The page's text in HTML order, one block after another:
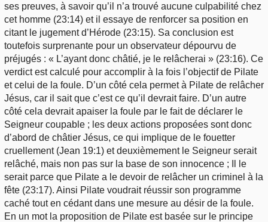
ses preuves, à savoir qu’il n’a trouvé aucune culpabilité chez
cet homme (23:14) et il essaye de renforcer sa position en
citant le jugement d’Hérode (23:15). Sa conclusion est
toutefois surprenante pour un observateur dépourvu de
préjugés : « L’ayant donc châtié, je le relâcherai » (23:16). Ce
verdict est calculé pour accomplir à la fois l’objectif de Pilate
et celui de la foule. D’un côté cela permet à Pilate de relâcher
Jésus, car il sait que c’est ce qu’il devrait faire. D’un autre
côté cela devrait apaiser la foule par le fait de déclarer le
Seigneur coupable ; les deux actions proposées sont donc
d’abord de châtier Jésus, ce qui implique de le fouetter
cruellement (Jean 19:1) et deuxièmement le Seigneur serait
relâché, mais non pas sur la base de son innocence ; Il le
serait parce que Pilate a le devoir de relâcher un criminel à la
fête (23:17). Ainsi Pilate voudrait réussir son programme
caché tout en cédant dans une mesure au désir de la foule.
En un mot la proposition de Pilate est basée sur le principe